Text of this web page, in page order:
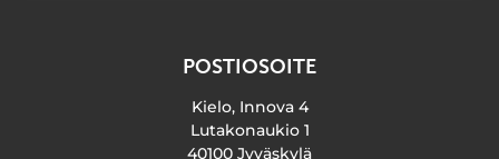
POSTIOSOITE
Kielo, Innova 4
Lutakonaukio 1
40100 Jyväskylä